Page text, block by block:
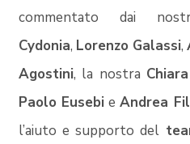
commentato dai
Cydonia, Lorenzo Galassi,
Agostini, la nostra Chiara
Paolo Eusebi eAndrea
l’aiuto e supporto del